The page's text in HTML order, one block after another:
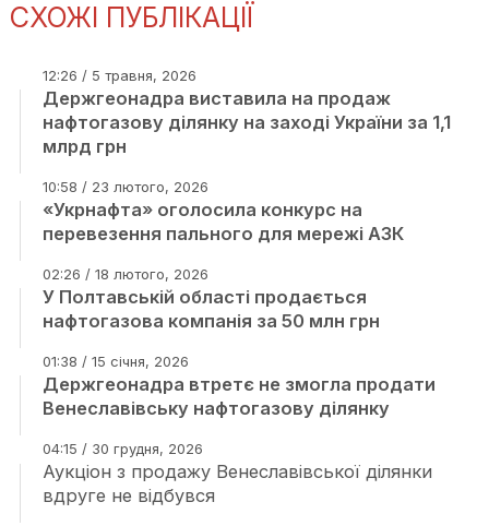
СХОЖІ ПУБЛІКАЦІЇ
12:26 / 5 травня, 2026
Держгеонадра виставила на продаж
нафтогазову ділянку на заході України за 1,1
млрд грн
10:58 / 23 лютого, 2026
«Укрнафта» оголосила конкурс на
перевезення пального для мережі АЗК
02:26 / 18 лютого, 2026
У Полтавській області продається
нафтогазова компанія за 50 млн грн
01:38 / 15 січня, 2026
Держгеонадра втретє не змогла продати
Венеславівську нафтогазову ділянку
04:15 / 30 грудня, 2026
Аукціон з продажу Венеславівської ділянки
вдруге не відбувся